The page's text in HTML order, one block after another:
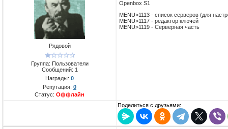
Рядовой
Группа: Пользователи
Сообщений: 1
Награды: 0
Репутация: 0
Статус: Оффлайн
Openbox S1
MENU>1113 - список серверов (для
MENU>1117 - редактор ключей
MENU>1119 - Серверная часть
Поделиться с друзьями: